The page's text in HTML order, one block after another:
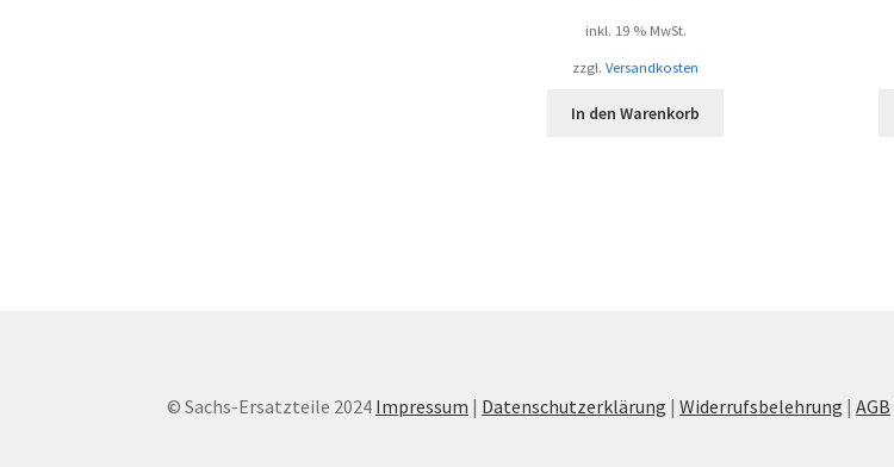
inkl. 19 % MwSt.
zzgl.Versandkosten
In den Warenkorb
© Sachs-Ersatzteile 2024 Impressum | Datenschutzerklärung |Widerrufsbelehrung |AGB